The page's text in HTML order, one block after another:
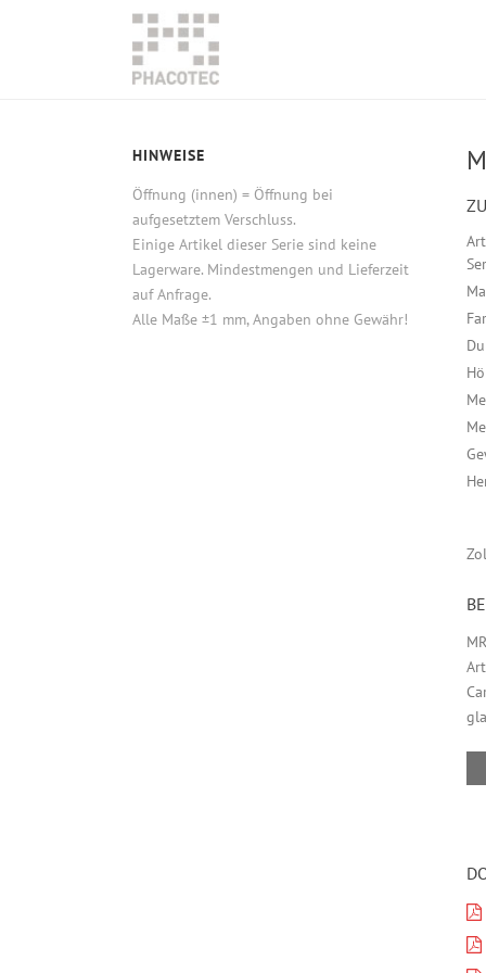
HINWEISE
Öffnung (innen) = Öffnung bei
aufgesetztem Verschluss.
Einige Artikel dieser Serie sind keine
Lagerware. Mindestmengen und Lieferzeit
auf Anfrage.
Alle Maße ±1 mm, Angaben ohne Gewähr!